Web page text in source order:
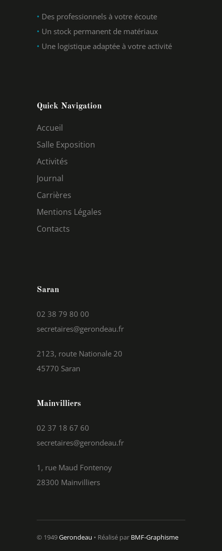
• Des professionnels à votre écoute
• Un stock permanent de matériaux
• Une logistique adaptée à votre activité
Quick Navigation
Accueil
Salle Exposition
Activités
Journal
Carrières
Mentions Légales
Contacts
Saran
02 38 79 80 00
secretaires@gerondeau.fr
2123, route Nationale 20
45770 Saran
Mainvilliers
02 37 18 67 60
secretaires@gerondeau.fr
1, rue Maud Fontenoy
28300 Mainvilliers
© 1949Gerondeau • Réalisé par BMF-Graphisme